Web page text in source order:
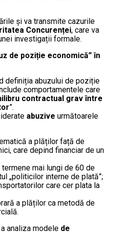
și va transmite cazurile
Concurenței, care va
investigații formale.
de poziție economică” în
definiția abuzului de poziție
comportamentele care
contractual grav între
”.
abuzive următoarele
a plăților față de
care depind financiar de un
termene mai lungi de 60 de
„politicilor interne de plată”;
care cer plata la
a plăților ca metodă de
analiza modele de